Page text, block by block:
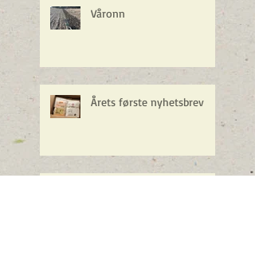
Våronn
Årets første nyhetsbrev